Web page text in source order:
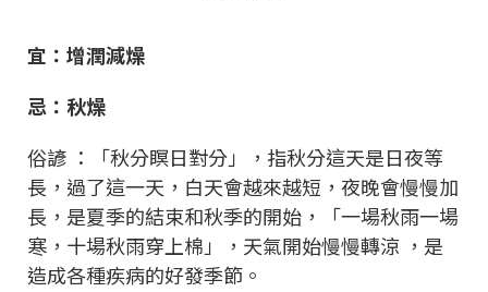
宜：增潤減燥
忌：秋燥
俗諺 ：「秋分瞑日對分」，指秋分這天是日夜等
長，過了這一天，白天會越來越短，夜晚會慢慢加
長，是夏季的結束和秋季的開始，「一場秋雨一場
寒，十場秋雨穿上棉」，天氣開始慢慢轉涼 ，是
造成各種疾病的好發季節。